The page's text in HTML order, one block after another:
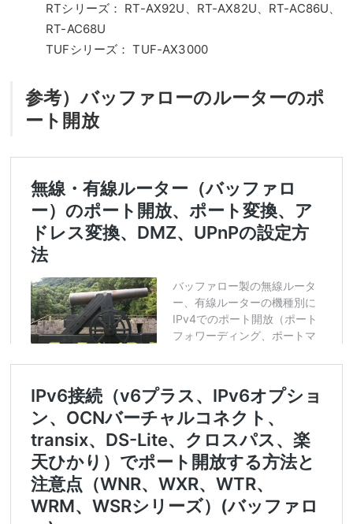
RTシリーズ： RT-AX92U、RT-AX82U、RT-AC86U、
RT-AC68U
TUFシリーズ： TUF-AX3000
参考）バッファローのルーターのポ
ート開放